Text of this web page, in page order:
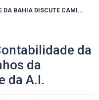
DA BAHIA DISCUTE CAMI...
da
da
da A.I.